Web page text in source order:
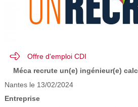
Offre d'emploi CDI
Méca recrute un(e) ingénieur(e)
Nantes le 13/02/2024
Entreprise